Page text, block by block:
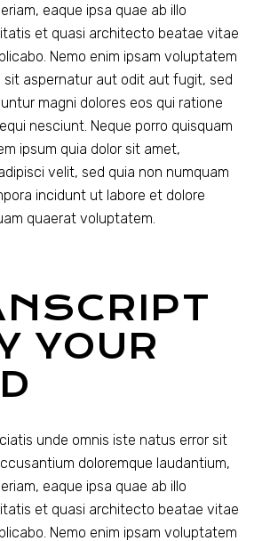
eaque ipsa quae ab illo
et quasi architecto beatae vitae
Nemo enim ipsam voluptatem
sit aspernatur aut odit aut fugit, sed
magni dolores eos qui ratione
nesciunt. Neque porro quisquam
ipsum quia dolor sit amet,
velit, sed quia non numquam
incidunt ut labore et dolore
quaerat voluptatem.
YOUR
unde omnis iste natus error sit
doloremque laudantium,
eaque ipsa quae ab illo
et quasi architecto beatae vitae
Nemo enim ipsam voluptatem